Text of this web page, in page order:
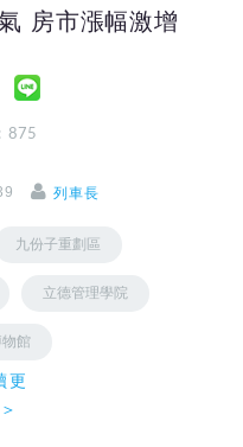
房市漲幅激增
875
列車長
九份子重劃區
立德管理學院
物館
更